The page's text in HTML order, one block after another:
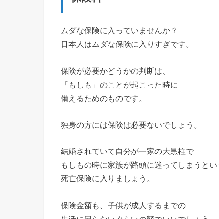
ムダな保険に入っていませんか？
日本人はムダな保険に入りすぎです。
保険が必要かどうかの判断は、
「もしも」のことが起こった時に
備えるためのものです。
独身の方には保険は必要ないでしょう。
結婚されていて自分が一家の大黒柱で
もしもの時に家族が路頭に迷ってしまうと
死亡保険に入りましょう。
保険金額も、子供が成人するまでの